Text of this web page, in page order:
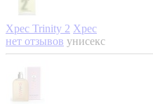
Xpec Trinity 2 Xpec
нет отзывов унисекс